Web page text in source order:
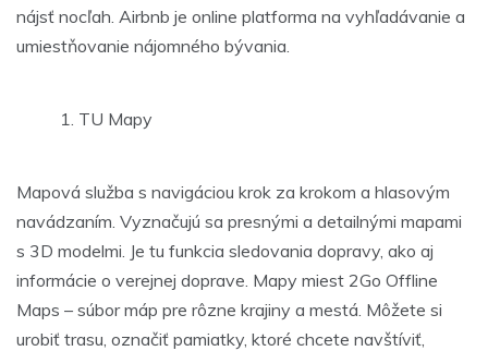
nájsť nocľah. Airbnb je online platforma na vyhľadávanie a
umiestňovanie nájomného bývania.
TU Mapy
Mapová služba s navigáciou krok za krokom a hlasovým
navádzaním. Vyznačujú sa presnými a detailnými mapami
s 3D modelmi. Je tu funkcia sledovania dopravy, ako aj
informácie o verejnej doprave. Mapy miest 2Go Offline
Maps – súbor máp pre rôzne krajiny a mestá. Môžete si
urobiť trasu, označiť pamiatky, ktoré chcete navštíviť,